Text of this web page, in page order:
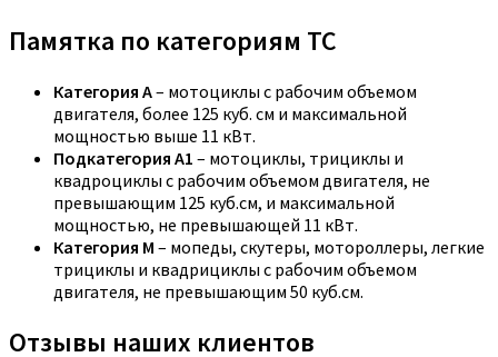
Памятка по категориям ТС
Категория A– мотоциклы с рабочим объемом
двигателя, более 125 куб. см и максимальной
мощностью выше 11 кВт.
Подкатегория A1 – мотоциклы, трициклы и
квадроциклы с рабочим объемом двигателя, не
превышающим 125 куб.см, и максимальной
мощностью, не превышающей 11 кВт.
Категория M – мопеды, скутеры, мотороллеры, легкие
трициклы и квадрициклы с рабочим объемом
двигателя, не превышающим 50 куб.см.
Отзывы наших клиентов